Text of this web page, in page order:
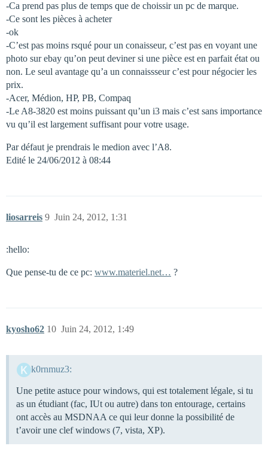
-Ca prend pas plus de temps que de choissir un pc de marque.
-Ce sont les pièces à acheter
-ok
-C’est pas moins rsqué pour un conaisseur, c’est pas en voyant une
photo sur ebay qu’on peut deviner si une pièce est en parfait état ou
non. Le seul avantage qu’a un connaissseur c’est pour négocier les
prix.
-Acer, Médion, HP, PB, Compaq
-Le A8-3820 est moins puissant qu’un i3 mais c’est sans importance
vu qu’il est largement suffisant pour votre usage.
Par défaut je prendrais le medion avec l’A8.
Edité le 24/06/2012 à 08:44
liosarreis Juin 24, 2012, 1:31
9
:hello:
Que pense-tu de ce pc: www.materiel.net… ?
kyosho62 Juin 24, 2012, 1:49
10
k0rnmuz3:
Une petite astuce pour windows, qui est totalement légale, si tu
as un étudiant (fac, IUt ou autre) dans ton entourage, certains
ont accès au MSDNAA ce qui leur donne la possibilité de
t’avoir une clef windows (7, vista, XP).